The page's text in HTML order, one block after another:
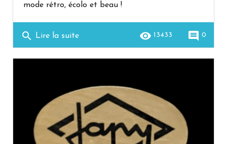
mode rétro, écolo et beau !
search Lire la suite comment 0
remove_red_eye 13433